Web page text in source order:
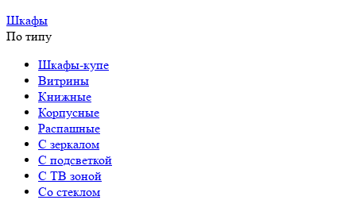
Шкафы
По типу
Шкафы-купе
Витрины
Книжные
Корпусные
Распашные
С зеркалом
С подсветкой
С ТВ зоной
Со стеклом